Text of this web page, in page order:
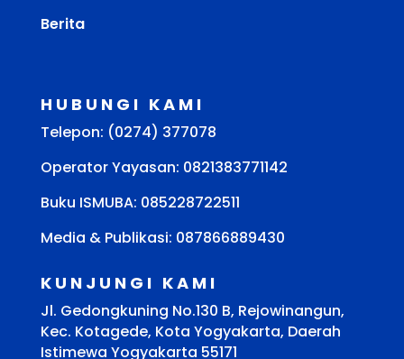
Berita
HUBUNGI KAMI
Telepon: (0274) 377078
Operator Yayasan: 0821383771142
Buku ISMUBA: 085228722511
Media & Publikasi: 087866889430
KUNJUNGI KAMI
Jl. Gedongkuning No.130 B, Rejowinangun,
Kec. Kotagede, Kota Yogyakarta, Daerah
Istimewa Yogyakarta 55171